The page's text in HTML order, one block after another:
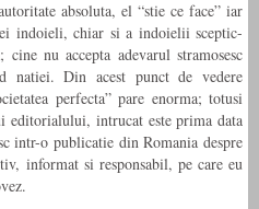
absoluta, el “stie ce face” iar
indoieli, chiar si a indoielii sceptic-
nu accepta adevarul stramosesc
natiei. Din acest punct de vedere
perfecta” pare enorma; totusi
editorialului, intrucat este prima data
intr-o publicatie din Romania despre
informat si responsabil, pe care eu